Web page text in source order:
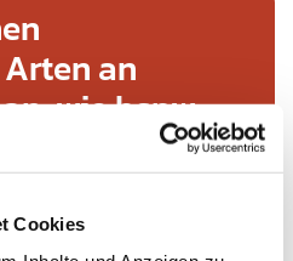
Cookies
an
wie bspw.: